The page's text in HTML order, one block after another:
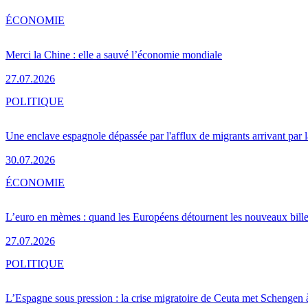
Merci la Chine : elle a sauvé l’économie mondiale
27.07.2026
ÉCONOMIE
Une enclave espagnole dépassée par l'afflux de migrants arrivant par
30.07.2026
POLITIQUE
L’euro en mèmes : quand les Européens détournent les nouveaux
27.07.2026
ÉCONOMIE
L’Espagne sous pression : la crise migratoire de Ceuta met Schengen
POLITIQUE